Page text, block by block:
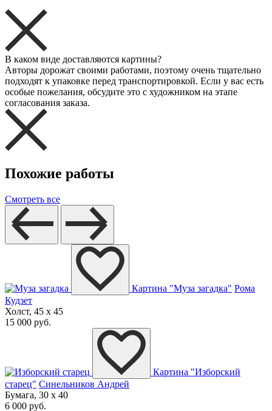
В каком виде доставляются картины?
Авторы дорожат своими работами, поэтому очень тщательно
подходят к упаковке перед транспортировкой. Если у вас есть
особые пожелания, обсудите это с художником на этапе
согласования заказа.
Похожие работы
Смотреть все
Картина "Муза загадка" Рома
Кудзет
Холст, 45 x 45
15 000 руб.
Картина "Изборский
старец" Синельников Андрей
Бумага, 30 x 40
6 000 руб.